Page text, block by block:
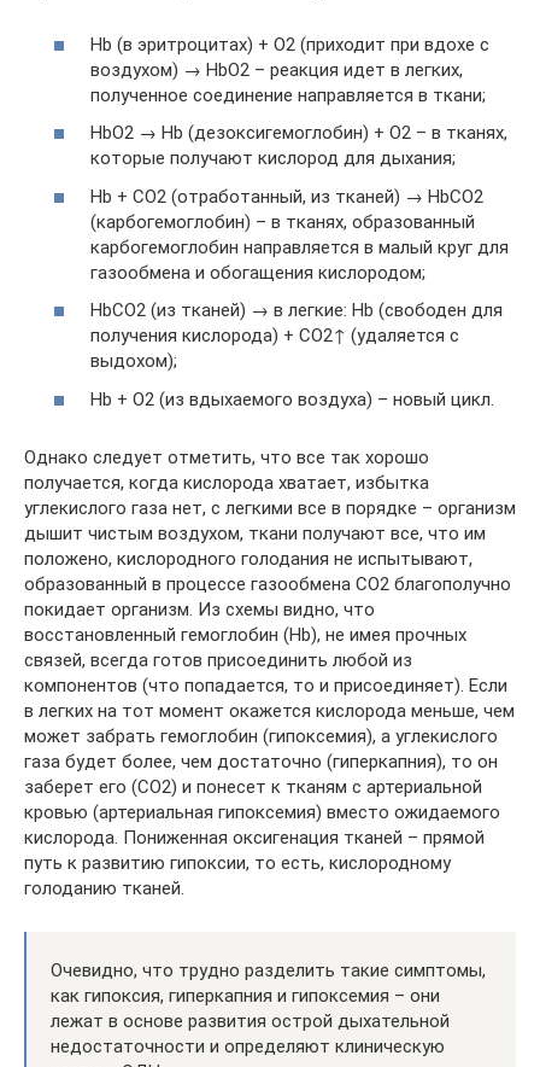
Hb (в эритроцитах) + О2 (приходит при вдохе с
воздухом) → HbО2 – реакция идет в легких,
полученное соединение направляется в ткани;
HbО2 → Hb (дезоксигемоглобин) + О2 – в тканях,
которые получают кислород для дыхания;
Hb + СО2 (отработанный, из тканей) → HbСО2
(карбогемоглобин) – в тканях, образованный
карбогемоглобин направляется в малый круг для
газообмена и обогащения кислородом;
HbСО2 (из тканей) → в легкие: Hb (свободен для
получения кислорода) + СО2↑ (удаляется с
выдохом);
Hb + О2 (из вдыхаемого воздуха) – новый цикл.
Однако следует отметить, что все так хорошо
получается, когда кислорода хватает, избытка
углекислого газа нет, с легкими все в порядке – организм
дышит чистым воздухом, ткани получают все, что им
положено, кислородного голодания не испытывают,
образованный в процессе газообмена СО2 благополучно
покидает организм. Из схемы видно, что
восстановленный гемоглобин (Hb), не имея прочных
связей, всегда готов присоединить любой из
компонентов (что попадается, то и присоединяет). Если
в легких на тот момент окажется кислорода меньше, чем
может забрать гемоглобин (гипоксемия), а углекислого
газа будет более, чем достаточно (гиперкапния), то он
заберет его (СО2) и понесет к тканям с артериальной
кровью (артериальная гипоксемия) вместо ожидаемого
кислорода. Пониженная оксигенация тканей – прямой
путь к развитию гипоксии, то есть, кислородному
голоданию тканей.
Очевидно, что трудно разделить такие симптомы,
как гипоксия, гиперкапния и гипоксемия – они
лежат в основе развития острой дыхательной
недостаточности и определяют клиническую